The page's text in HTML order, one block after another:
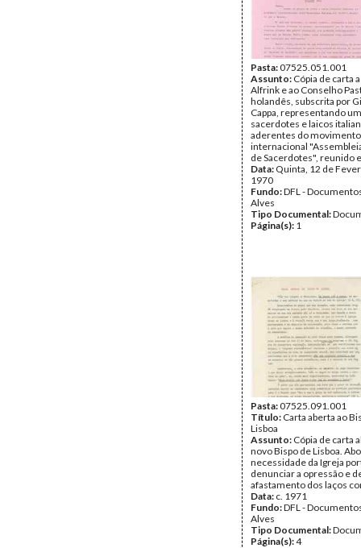
Pasta:07525.051.001
Assunto: Cópia de carta
Alfrink e ao Conselho
holandês, subscrita por
Cappa, representando
sacerdotes e laicos
aderentes do movimento
internacional
de Sacerdotes", reunido
Data: Quinta, 12 de
1970
Fundo:DFL -
Alves
Tipo Documental:
Página(s): 1
Pasta:07525.091.001
Título: Carta aberta ao
Lisboa
Assunto: Cópia de carta
novo Bispo de Lisboa.
necessidade da Igreja
denunciar a opressão e
afastamento dos laços
Data: c. 1971
Fundo:DFL -
Alves
Tipo Documental:
Página(s):4